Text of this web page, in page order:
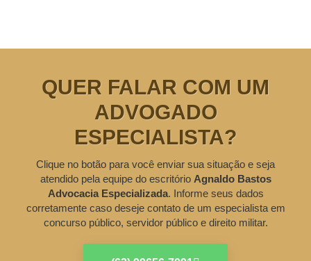
QUER FALAR COM UM
ADVOGADO
ESPECIALISTA?
Clique no botão para você enviar sua situação e seja
atendido pela equipe do escritório Agnaldo Bastos
Advocacia Especializada. Informe seus dados
corretamente caso deseje contato de um especialista em
concurso público, servidor público e direito militar.